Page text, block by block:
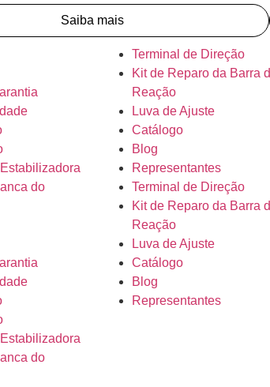
Saiba mais
do
do
Terminal de Direção
Kit de Reparo da Barra
Reação
Luva de Ajuste
Catálogo
Blog
Representantes
Terminal de Direção
Kit de Reparo da Barra
Reação
Luva de Ajuste
Catálogo
Blog
Representantes